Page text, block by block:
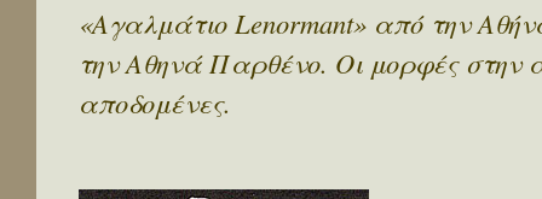
«Αγαλμάτιο Lenormant» από την
την Αθηνά Παρθένο. Οι μορφές στην
αποδομένες.